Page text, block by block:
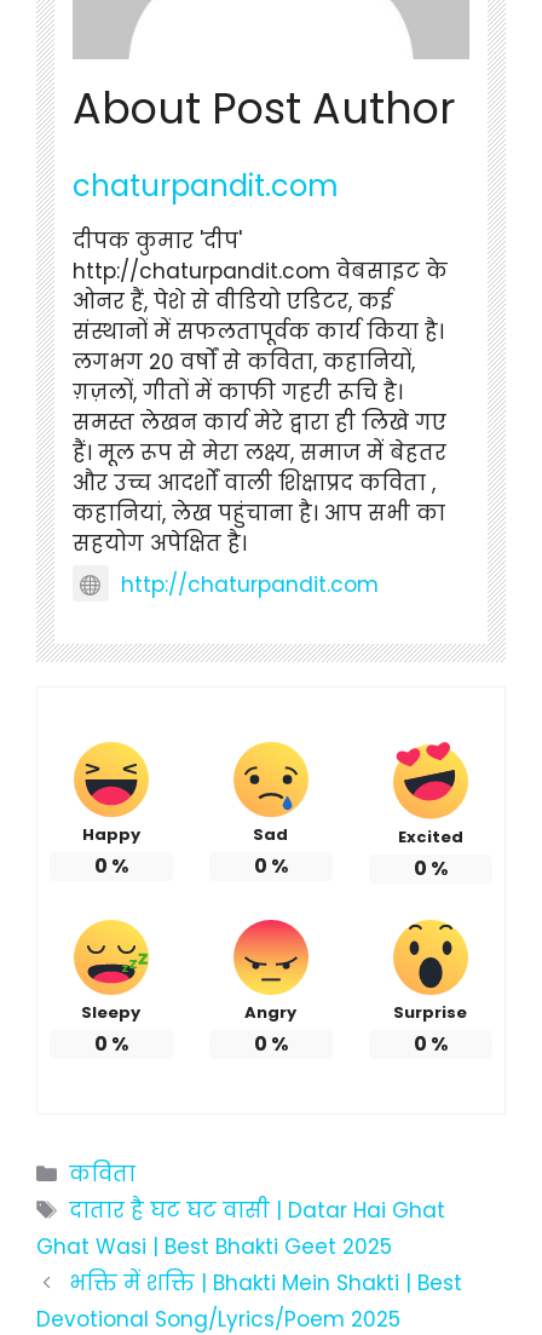
About Post Author
chaturpandit.com
दीपक कुमार 'दीप'
http://chaturpandit.com वेबसाइट के
ओनर हैं, पेशे से वीडियो एडिटर, कई
संस्थानों में सफलतापूर्वक कार्य किया है।
लगभग 20 वर्षों से कविता, कहानियों,
ग़ज़लों, गीतों में काफी गहरी रूचि है।
समस्त लेखन कार्य मेरे द्वारा ही लिखे गए
हैं। मूल रूप से मेरा लक्ष्य, समाज में बेहतर
और उच्च आदर्शों वाली शिक्षाप्रद कविता ,
कहानियां, लेख पहुंचाना है। आप सभी का
सहयोग अपेक्षित है।
http://chaturpandit.com
Happy
0 %
Sad
0 %
Excited
0 %
Sleepy
0 %
Angry
0 %
Surprise
0 %
Categories
कविता
Tags
दातार है घट घट वासी | Datar Hai Ghat
Ghat Wasi | Best Bhakti Geet 2025
भक्ति में शक्ति | Bhakti Mein Shakti | Best
Devotional Song/Lyrics/Poem 2025